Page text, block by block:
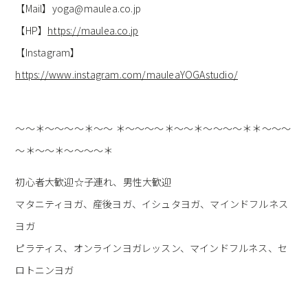
【Mail】yoga@maulea.co.jp
【HP】 https://maulea.co.jp
【Instagram】
https://www.instagram.com/mauleaYOGAstudio/
～～＊～～～～＊～～ ＊～～～～＊～～＊～～～～＊＊～～～
～＊～～＊～～～～＊
初心者大歓迎☆子連れ、男性大歓迎
マタニティヨガ、産後ヨガ、イシュタヨガ、マインドフルネス
ヨガ
ピラティス、オンラインヨガレッスン、マインドフルネス、セ
ロトニンヨガ